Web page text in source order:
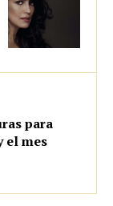
para
el mes